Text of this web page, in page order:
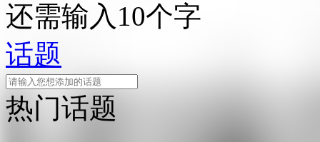
还需输入10个字
话题
热门话题